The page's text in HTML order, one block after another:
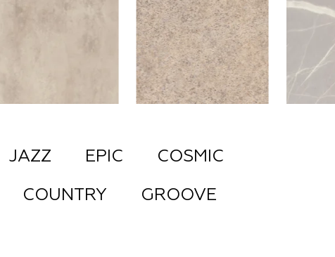
JAZZ EPIC COSMIC
COUNTRY
GROOVE